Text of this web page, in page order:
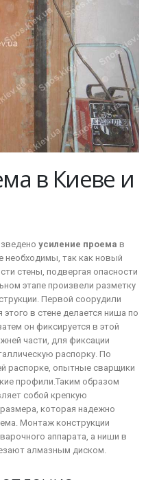
в Киеве и
усиление проема в
необходимы, так как новый
стены, подвергая опасности
этапе произвели разметку
Первой соорудили
в стене делается ниша по
он фиксируется в этой
части, для фиксации
распорку. По
распорке, опытные сварщики
профили.Таким образом
собой крепкую
которая надежно
Монтаж конструкции
аппарата, а ниши в
алмазным диском.